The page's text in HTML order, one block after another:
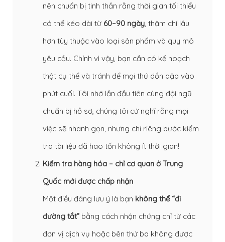
nên chuẩn bị tinh thần rằng thời gian tối thiểu
có thể kéo dài từ 60–90 ngày, thậm chí lâu
hơn tùy thuộc vào loại sản phẩm và quy mô
yêu cầu. Chính vì vậy, bạn cần có kế hoạch
thật cụ thể và tránh để mọi thứ dồn dập vào
phút cuối. Tôi nhớ lần đầu tiên cùng đội ngũ
chuẩn bị hồ sơ, chúng tôi cứ nghĩ rằng mọi
việc sẽ nhanh gọn, nhưng chỉ riêng bước kiểm
tra tài liệu đã hao tốn không ít thời gian!
Kiểm tra hàng hóa – chỉ cơ quan ở Trung
Quốc mới được chấp nhận
Một điều đáng lưu ý là bạn không thể “đi
đường tắt” bằng cách nhận chứng chỉ từ các
đơn vị dịch vụ hoặc bên thứ ba không được